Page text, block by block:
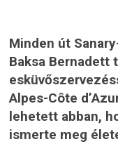
Minden út
Baksa Bernadett
Alpes-Côte
lehetett abban,
ismerte meg